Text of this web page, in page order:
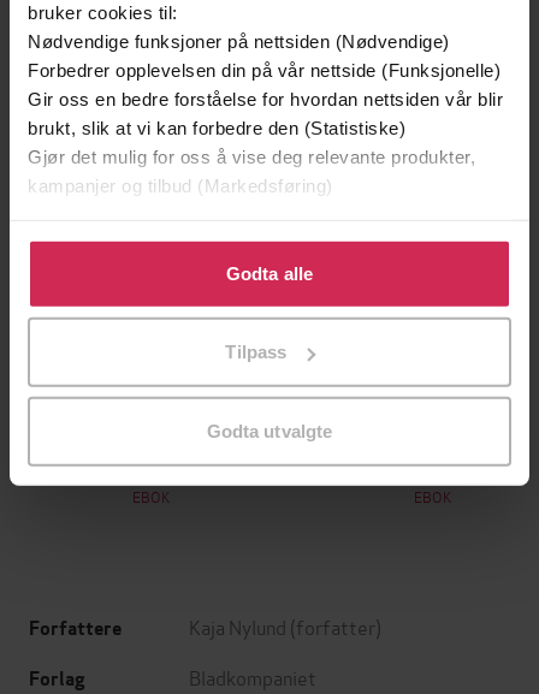
bruker cookies til:
Nødvendige funksjoner på nettsiden (Nødvendige)
Forbedrer opplevelsen din på vår nettside (Funksjonelle)
Gir oss en bedre forståelse for hvordan nettsiden vår blir
brukt, slik at vi kan forbedre den (Statistiske)
Gjør det mulig for oss å vise deg relevante produkter,
kampanjer og tilbud (Markedsføring)
Klikk på «Godta alle» for å gi oss ditt samtykke til å
bruke cookies for alle disse formålene. Du kan også
tilpasse ditt samtykke til spesifikke formål ved å klikke
Godta alle
Tilpass
Godta utvalgte
Premium
Vinner av Rivertonprisen
199,-
Jo Nesbø
EBOK
Premium
Første gang på tilbud
349,-
Jørn Lier Horst
EBOK
Forfattere Kaja Nylund (forfatter)
Forlag Bladkompaniet